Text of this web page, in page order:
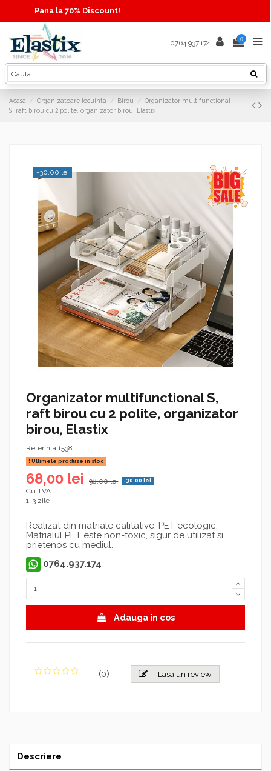
Pana la 70% Discount!
0764.937.174 0
Acasa Organizatoare locuinta Birou
Organizator multifunctional
S, raft birou cu 2 polite, organizator birou, Elastix
-30,00 lei
Organizator multifunctional S,
raft birou cu 2 polite, organizator
birou, Elastix
Referinta 1538
Ultimele produse in stoc
68,00 lei 98,00 lei -30,00 lei
Cu TVA
1-3 zile
Realizat din matriale calitative, PET ecologic.
Matrialul PET este non-toxic, sigur de utilizat si
prietenos cu mediul.
0764.937.174
Adauga in cos
(0) Lasa un review
Descriere